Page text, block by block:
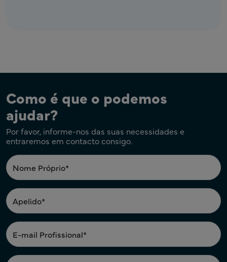
Como é que o podemos
ajudar?
Por favor, informe-nos das suas necessidades e
entraremos em contacto consigo.